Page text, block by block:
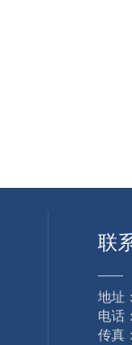
联
——
地址
电话
传真